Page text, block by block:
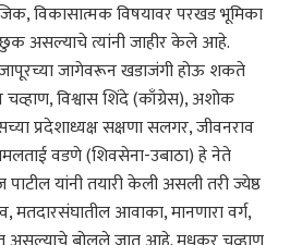
विकासात्मक विषयावर परखड भूमिका
असल्याचे त्यांनी जाहीर केले आहे.
जागेवरून खडाजंगी होऊ शकते
विश्वास शिंदे (काँग्रेस), अशोक
प्रदेशाध्यक्ष सक्षणा सलगर, जीवनराव
वडणे (शिवसेना-उबाठा) हे नेते
यांनी तयारी केली असली तरी ज्येष्ठ
आवाका, मानणारा वर्ग,